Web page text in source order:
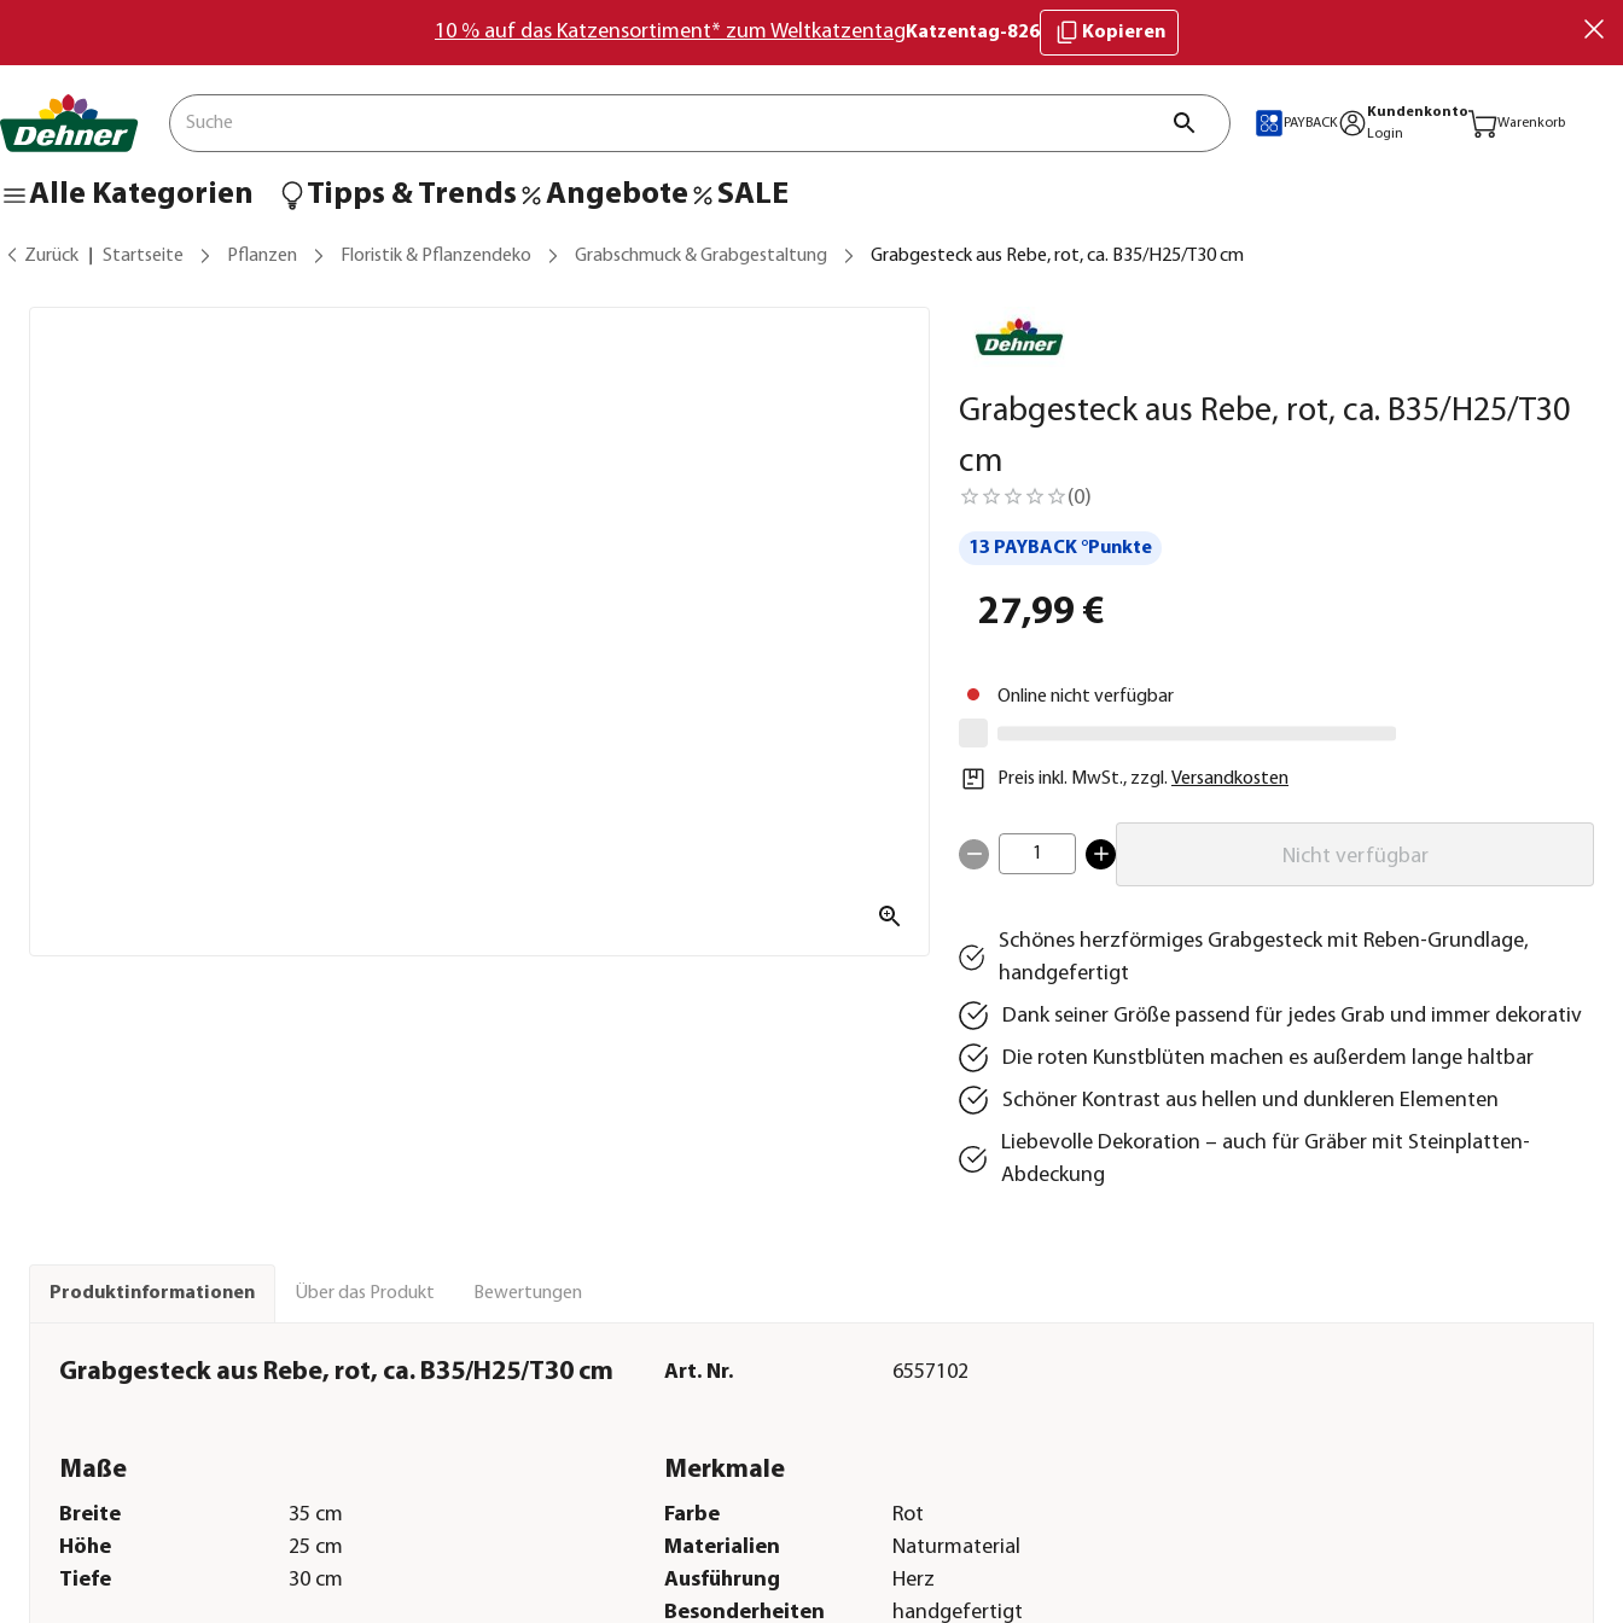
10 % auf das Katzensortiment* zum Weltkatzentag Katzentag-826 Kopieren
PAYBACK
Kundenkonto
Login
Warenkorb
Alle Kategorien Tipps & Trends Angebote SALE
Zurück Startseite Pflanzen Floristik & Pflanzendeko Grabschmuck & Grabgestaltung Grabgesteck aus Rebe, rot, ca. B35/H25/T30 cm
Grabgesteck aus Rebe, rot, ca. B35/H25/T30
cm
(0)
13 PAYBACK °Punkte
27,99 €
Online nicht verfügbar
Preis inkl. MwSt., zzgl. Versandkosten
1 Nicht verfügbar
Schönes herzförmiges Grabgesteck mit Reben-Grundlage,
handgefertigt
Dank seiner Größe passend für jedes Grab und immer dekorativ
Die roten Kunstblüten machen es außerdem lange haltbar
Schöner Kontrast aus hellen und dunkleren Elementen
Liebevolle Dekoration – auch für Gräber mit Steinplatten-
Abdeckung
Produktinformationen Über das Produkt Bewertungen
Grabgesteck aus Rebe, rot, ca. B35/H25/T30 cm Art. Nr. 6557102
Maße
Breite
35 cm
Höhe
25 cm
Tiefe
30 cm
Merkmale
Farbe
Rot
Materialien
Naturmaterial
Ausführung
Herz
Besonderheiten
handgefertigt